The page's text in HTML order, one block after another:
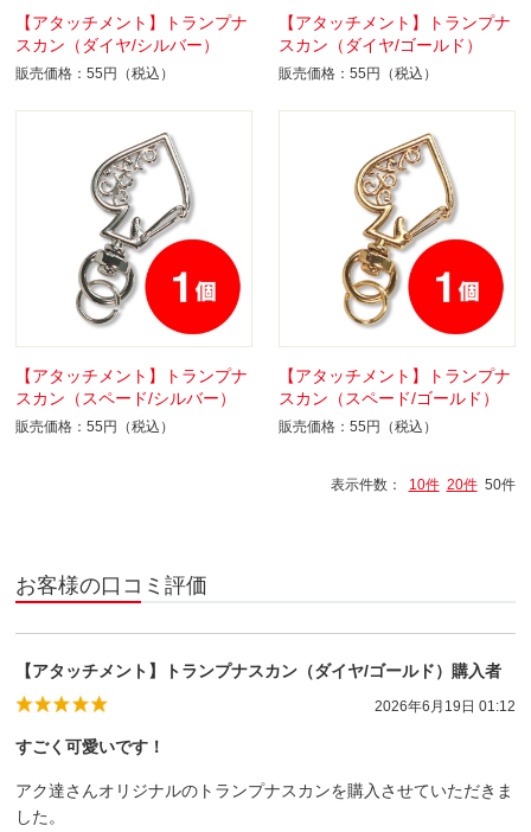
【アタッチメント】トランプナ
スカン（ダイヤ/シルバー）
販売価格：55円（税込）
【アタッチメント】トランプナ
スカン（ダイヤ/ゴールド）
販売価格：55円（税込）
【アタッチメント】トランプナ
スカン（スペード/シルバー）
販売価格：55円（税込）
【アタッチメント】トランプナ
スカン（スペード/ゴールド）
販売価格：55円（税込）
表示件数： 10件 20件50件
お客様の口コミ評価
【アタッチメント】トランプナスカン（ダイヤ/ゴールド）購入者
2026年6月19日 01:12
すごく可愛いです！
アク達さんオリジナルのトランプナスカンを購入させていただきま
した。